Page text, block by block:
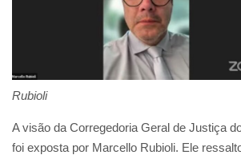
Rubioli
A visão da Corregedoria Geral de Justiça
foi exposta por Marcello Rubioli. Ele